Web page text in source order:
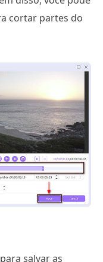
cortar partes do
salvar as